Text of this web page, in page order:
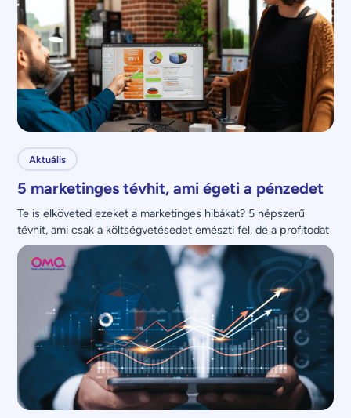
Aktuális
5 marketinges tévhit, ami égeti a pénzedet
Te is elköveted ezeket a marketinges hibákat? 5 népszerű
tévhit, ami csak a költségvetésedet emészti fel, de a profitodat
nem növeli.